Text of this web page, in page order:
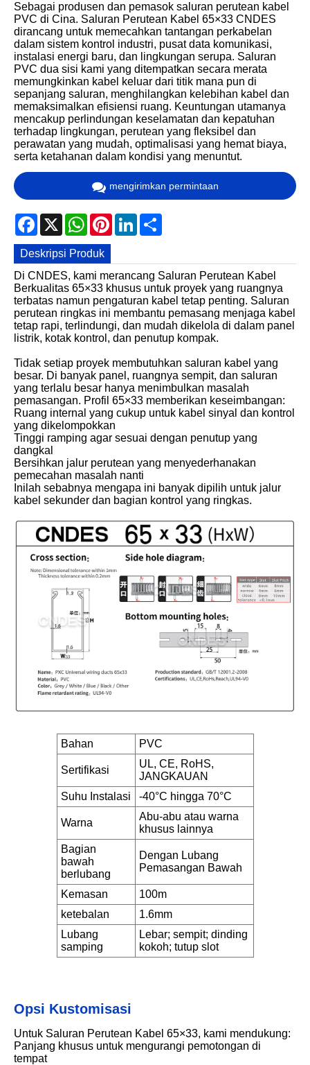
Sebagai produsen dan pemasok saluran perutean kabel
PVC di Cina. Saluran Perutean Kabel 65×33 CNDES
dirancang untuk memecahkan tantangan perkabelan
dalam sistem kontrol industri, pusat data komunikasi,
instalasi energi baru, dan lingkungan serupa. Saluran
PVC dua sisi kami yang ditempatkan secara merata
memungkinkan kabel keluar dari titik mana pun di
sepanjang saluran, menghilangkan kelebihan kabel dan
memaksimalkan efisiensi ruang. Keuntungan utamanya
mencakup perlindungan keselamatan dan kepatuhan
terhadap lingkungan, perutean yang fleksibel dan
perawatan yang mudah, optimalisasi yang hemat biaya,
serta ketahanan dalam kondisi yang menuntut.
mengirimkan permintaan
Facebook
X WhatsApp
PinterestLinkedIn
Deskripsi Produk
Di CNDES, kami merancang Saluran Perutean Kabel
Berkualitas 65×33 khusus untuk proyek yang ruangnya
terbatas namun pengaturan kabel tetap penting. Saluran
perutean ringkas ini membantu pemasang menjaga kabel
tetap rapi, terlindungi, dan mudah dikelola di dalam panel
listrik, kotak kontrol, dan penutup kompak.
Tidak setiap proyek membutuhkan saluran kabel yang
besar. Di banyak panel, ruangnya sempit, dan saluran
yang terlalu besar hanya menimbulkan masalah
pemasangan. Profil 65×33 memberikan keseimbangan:
Ruang internal yang cukup untuk kabel sinyal dan kontrol
yang dikelompokkan
Tinggi ramping agar sesuai dengan penutup yang
dangkal
Bersihkan jalur perutean yang menyederhanakan
pemecahan masalah nanti
Inilah sebabnya mengapa ini banyak dipilih untuk jalur
kabel sekunder dan bagian kontrol yang ringkas.
Bahan PVC
Sertifikasi
UL, CE, RoHS,
JANGKAUAN
Suhu Instalasi
-40°C hingga 70°C
Warna
Abu-abu atau warna
khusus lainnya
Bagian
bawah
berlubang
Dengan Lubang
Pemasangan Bawah
Kemasan
100m
ketebalan
1.6mm
Lubang
samping
Lebar; sempit; dinding
kokoh; tutup slot
Opsi Kustomisasi
Untuk Saluran Perutean Kabel 65×33, kami mendukung:
Panjang khusus untuk mengurangi pemotongan di
tempat